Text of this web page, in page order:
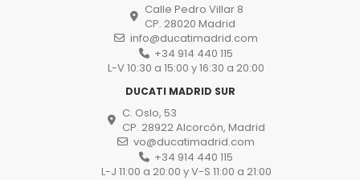
Calle Pedro Villar 8
CP. 28020 Madrid
info@ducatimadrid.com
+34 914 440 115
L-V 10:30 a 15:00 y 16:30 a 20:00
DUCATI MADRID SUR
C. Oslo, 53
CP. 28922 Alcorcón, Madrid
vo@ducatimadrid.com
+34 914 440 115
L-J 11:00 a 20:00 y V-S 11:00 a 21:00